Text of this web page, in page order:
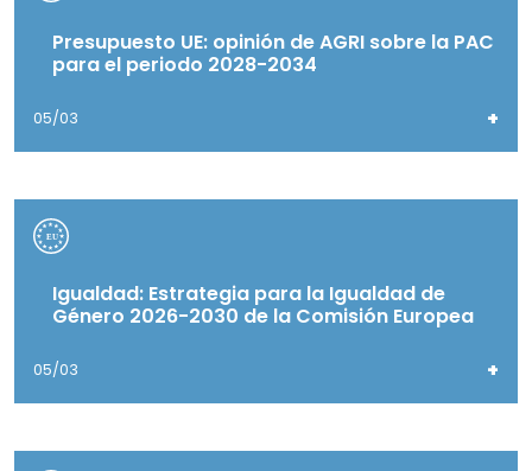
Presupuesto UE: opinión de AGRI sobre la PAC
para el periodo 2028-2034
05/03 +
Igualdad: Estrategia para la Igualdad de
Género 2026-2030 de la Comisión Europea
05/03 +